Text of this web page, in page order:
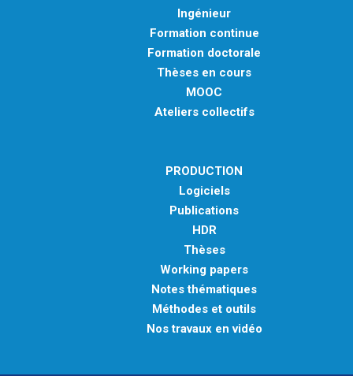
Ingénieur
Formation continue
Formation doctorale
Thèses en cours
MOOC
Ateliers collectifs
PRODUCTION
Logiciels
Publications
HDR
Thèses
Working papers
Notes thématiques
Méthodes et outils
Nos travaux en vidéo